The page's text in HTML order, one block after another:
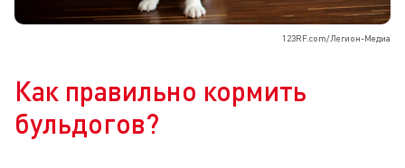
123RF.com/Легион-Медиа
Как правильно кормить
бульдогов?